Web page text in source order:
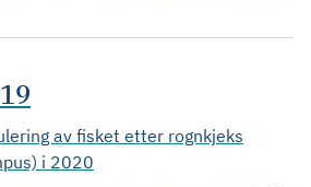
av fisket etter rognkjeks
i 2020